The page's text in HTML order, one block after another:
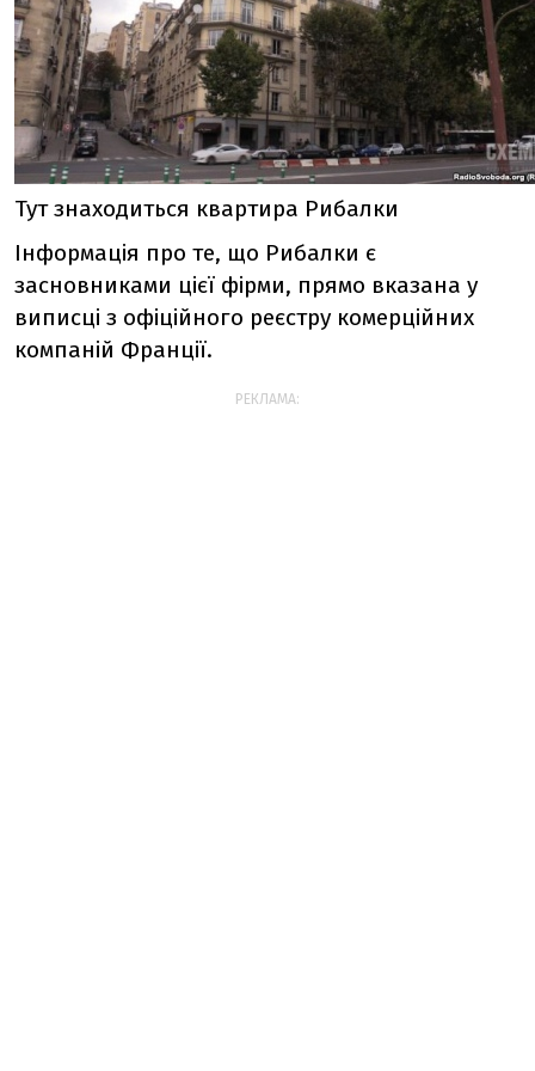
Тут знаходиться квартира Рибалки
Інформація про те, що Рибалки є
засновниками цієї фірми, прямо вказана у
виписці з офіційного реєстру комерційних
компаній Франції.
РЕКЛАМА: